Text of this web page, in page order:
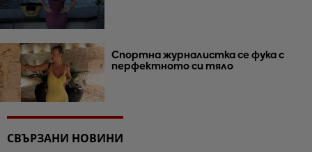
Спортна журналистка се фука с
перфектното си тяло
СВЪРЗАНИ НОВИНИ